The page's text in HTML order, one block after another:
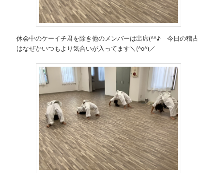
休会中のケーイチ君を除き他のメンバーは出席(^^♪ 今日の稽古
はなぜかいつもより気合いが入ってます＼(^o^)／